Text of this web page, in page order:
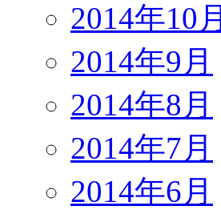
2014年10月
2014年9月
2014年8月
2014年7月
2014年6月